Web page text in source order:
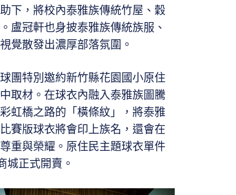
下，將校內泰雅族傳統竹屋、穀
盧冠軒也身披泰雅族傳統族服、
覺散發出濃厚部落氛圍。
團特別邀約新竹縣花園國小原住
取材。在球衣內融入泰雅族圖騰
虹橋之路的「橫條紋」，將泰雅
賽版球衣將會印上族名，還會在
重與榮耀。原住民主題球衣單件
城正式開賣。